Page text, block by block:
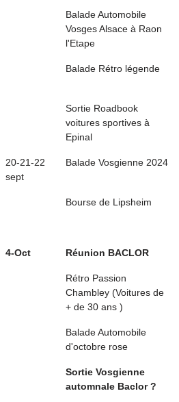
Balade Automobile
Vosges Alsace à Raon
l'Etape
Balade Rétro légende
Sortie Roadbook
voitures sportives à
Epinal
20-21-22
sept
Balade Vosgienne 2024
Bourse de Lipsheim
4-Oct Réunion BACLOR
Rétro Passion
Chambley (Voitures de
+ de 30 ans )
Balade Automobile
d'octobre rose
Sortie Vosgienne
automnale Baclor ?